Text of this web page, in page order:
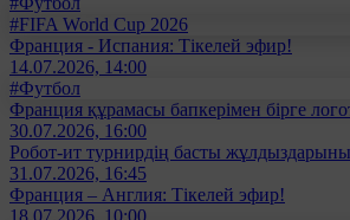
#FIFA World Cup 2026
Франция - Испания: Тікелей эфир!
14.07.2026, 14:00
#Футбол
Франция құрамасы бапкерімен бірге
30.07.2026, 16:00
Робот-ит турнирдің басты
31.07.2026, 16:45
Франция – Англия: Тікелей эфир!
18.07.2026, 10:00